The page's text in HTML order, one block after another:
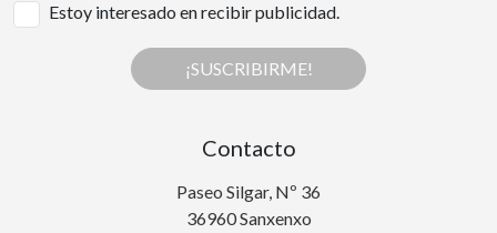
Estoy interesado en recibir publicidad.
¡SUSCRIBIRME!
Contacto
Paseo Silgar, Nº 36
36960 Sanxenxo